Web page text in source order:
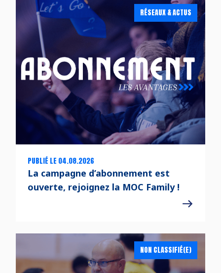
RÉSEAUX & ACTUS
PUBLIÉ LE 04.08.2026
La campagne d’abonnement est
ouverte, rejoignez la MOC Family !
NON CLASSIFIÉ(E)